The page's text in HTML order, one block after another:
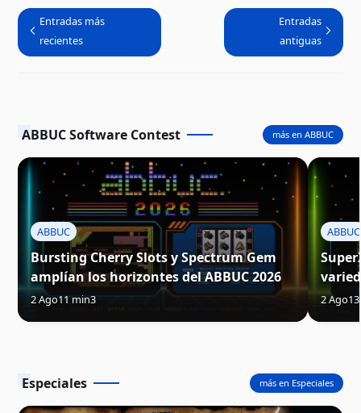
Entradas más
recientes
Entradas
antiguas
ABBUC Software Contest
ABBUC
Bursting Cherry Slots y Spectrum Gem
amplían los horizontes del ABBUC 2026
2 Ago11 min3
ABBUC
2 Ago
más en ABBUC
Especiales más en Especiales